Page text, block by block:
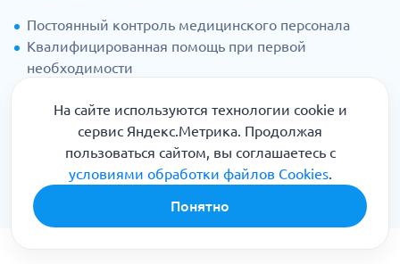
Постоянный контроль медицинского персонала
Квалифицированная помощь при первой
необходимости
торговые центры) и триггеров (стресс, конфликтные
ситуации, эмоциональное перенапряжение)
В нашей клинике вы получите всю необходимую
помощь в короткие сроки и совершенно анонимно.
На сайте используются технологии cookie и
сервис Яндекс.Метрика. Продолжая
пользоваться сайтом, вы соглашаетесь с
условиями обработки файлов Cookies.
Понятно